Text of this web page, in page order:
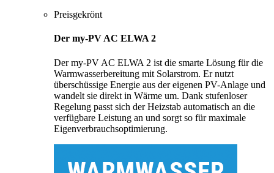
Preisgekrönt
Der my-PV AC ELWA 2
Der my-PV AC ELWA 2 ist die smarte Lösung für die
Warmwasserbereitung mit Solarstrom. Er nutzt
überschüssige Energie aus der eigenen PV-Anlage und
wandelt sie direkt in Wärme um. Dank stufenloser
Regelung passt sich der Heizstab automatisch an die
verfügbare Leistung an und sorgt so für maximale
Eigenverbrauchsoptimierung.